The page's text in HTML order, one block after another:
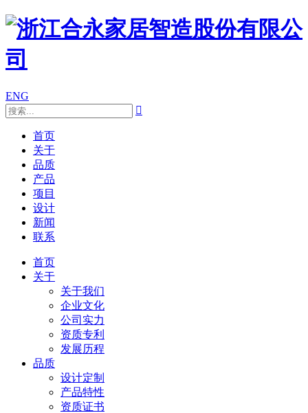
ENG

首页
关于
品质
产品
项目
设计
新闻
联系
首页
关于
关于我们
企业文化
公司实力
资质专利
发展历程
品质
设计定制
产品特性
资质证书